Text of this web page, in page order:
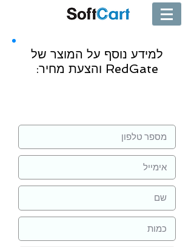
למידע נוסף על המוצר של
RedGate והצעת מחיר: